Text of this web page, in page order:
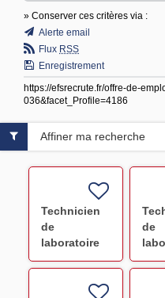
» Conserver ces critères via :
Alerte email
Flux RSS
Enregistrement
https://efsrecrute.fr/offre-de-
036&facet_Profile=4186
Technicien
de
laboratoire
IHDD - CDI
de
Affiner ma recherche